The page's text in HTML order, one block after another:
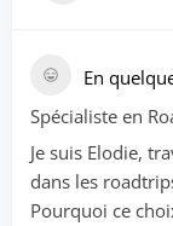
En
Spécialiste en
Je suis Elodie,
dans les
Pourquoi ce